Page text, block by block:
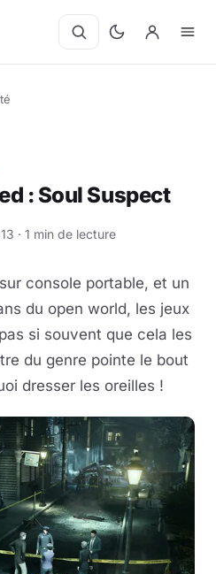
: Soul Suspect
· 1 min de lecture
sur console portable, et un
du open world, les jeux
si souvent que cela les
du genre pointe le bout
dresser les oreilles !